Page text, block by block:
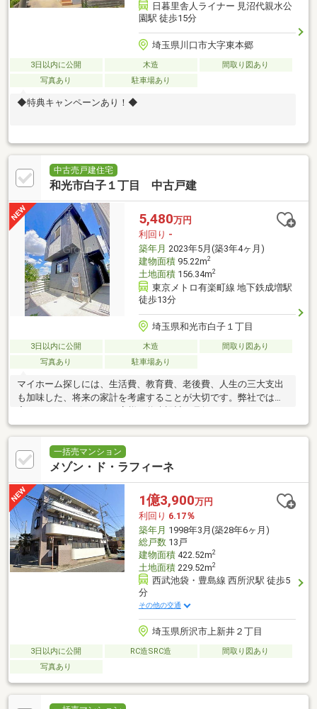
日暮里舎人ライナー 見沼代親水公
園駅 徒歩15分
埼玉県川口市大字東本郷
3日以内に公開 木造
間取り図あり
写真あり
駐車場あり
◆特典キャンペーンあり！◆
中古売戸建住宅
和光市白子１丁目 中古戸建
5,480万円
利回り -
築年月 2023年5月(築3年4ヶ月)
建物面積95.22m2
土地面積156.34m2
東京メトロ有楽町線 地下鉄成増駅
徒歩13分
埼玉県和光市白子１丁目
3日以内に公開 木造
間取り図あり
写真あり
駐車場あり
マイホーム探しには、生活費、教育費、老後費、人生の三大支出
も加味した、将来の家計を考慮することが大切です。弊社では住
宅FPアドバイザーが、お客様の将来設計を見据えたコンサルティ
ングを実施します。
一括売マンション
メゾン・ド・ラフィーネ
1億3,900万円
利回り 6.17％
築年月 1998年3月(築28年6ヶ月)
総戸数13戸
建物面積422.52m2
土地面積229.52m2
西武池袋・豊島線 西所沢駅 徒歩5
分
その他の交通
埼玉県所沢市上新井２丁目
3日以内に公開 RC造SRC造
間取り図あり
写真あり